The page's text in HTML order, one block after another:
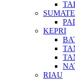
KEPRI
RIAU